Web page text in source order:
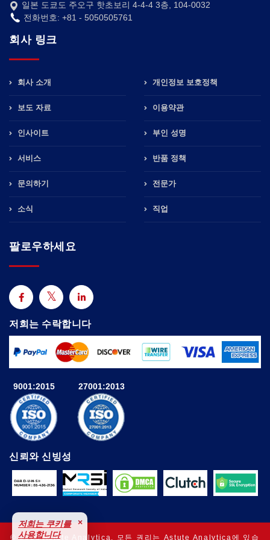
일본 도쿄도 주오구 핫초보리 4-4-4 3층, 104-0032
전화번호: +81 - 5050505761
회사 링크
회사 소개
보도 자료
인사이트
서비스
문의하기
소식
개인정보 보호정책
이용약관
부인 성명
반품 정책
전문가
직업
팔로우하세요
저희는 수락합니다
9001:2015 27001:2013
신뢰와 신빙성
© 2025 Astute Analytica. 모든 권리는 Astute Analytica에 있습
저희는 쿠키를
사용합니다
×